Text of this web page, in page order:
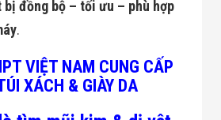
SOÁT RA VÀO
Máy Soi Hành
Lý (X-Ray)
Cổng Phân Làn
đồng bộ – tối ưu – phù hợp
.
VIỆT NAM CUNG CẤP
XÁCH & GIÀY DA